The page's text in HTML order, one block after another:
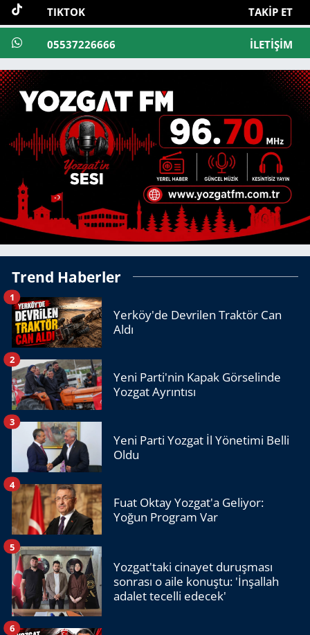
TIKTOK TAKIP ET
05537226666 İLETIŞIM
Trend Haberler
Yerköy'de Devrilen Traktör Can
Aldı
1
Yeni Parti'nin Kapak Görselinde
Yozgat Ayrıntısı
2
Yeni Parti Yozgat İl Yönetimi Belli
Oldu
3
Fuat Oktay Yozgat'a Geliyor:
Yoğun Program Var
4
Yozgat'taki cinayet duruşması
sonrası o aile konuştu: 'İnşallah
adalet tecelli edecek'
5
6